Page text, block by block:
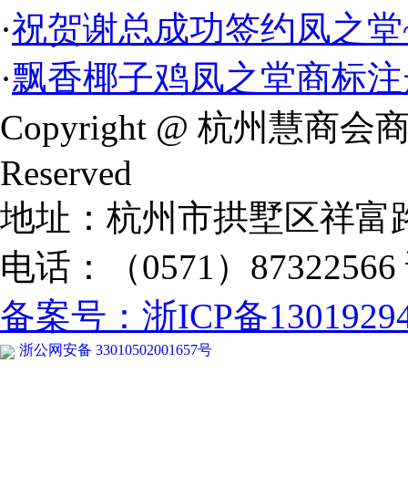
·祝贺谢总成功签约凤之
·飘香椰子鸡凤之堂商标
Copyright @ 杭州慧商会
Reserved
地址：杭州市拱墅区祥富
电话：（0571）
备案号：浙ICP备
浙公网安备 33010502001657号